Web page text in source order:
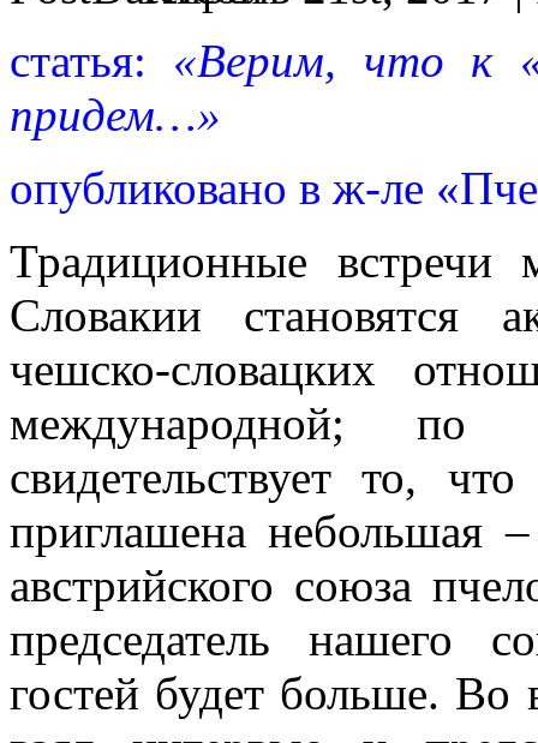
статья: «Верим, что к
придем…»
опубликовано в ж-ле
Традиционные
Словакии становятся
чешско-словацких
международной;
свидетельствует то,
приглашена небольшая
австрийского союза
председатель нашего
гостей будет больше.